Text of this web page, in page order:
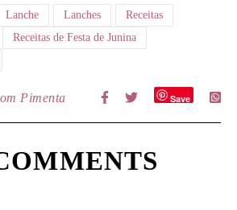
Lanche Lanches
Receitas
Receitas de Festa de Junina
Pimenta Save